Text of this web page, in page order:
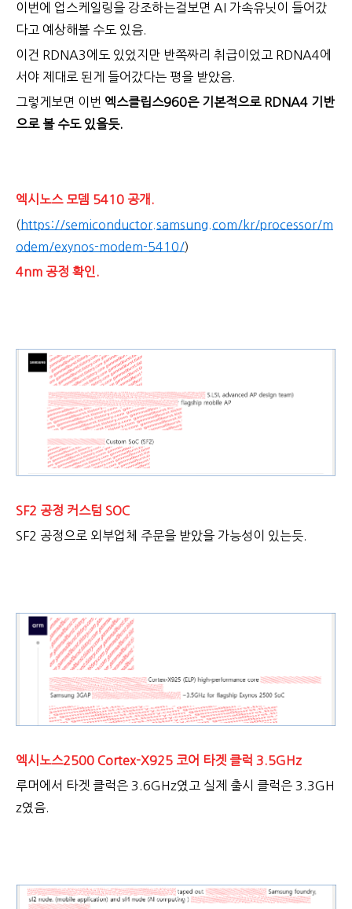
이번에 업스케일링을 강조하는걸보면 AI 가속유닛이 들어갔
다고 예상해볼 수도 있음.
이건 RDNA3에도 있었지만 반쪽짜리 취급이었고 RDNA4에
서야 제대로 된게 들어갔다는 평을 받았음.
그렇게보면 이번 엑스클립스960은 기본적으로 RDNA4 기반
으로 볼 수도 있을듯.
엑시노스 모뎀 5410 공개.
( https://semiconductor.samsung.com/kr/processor/m
odem/exynos-modem-5410/)
4nm 공정 확인.
SF2 공정 커스텀 SOC
SF2 공정으로 외부업체 주문을 받았을 가능성이 있는듯.
엑시노스2500 Cortex-X925 코어 타겟 클럭 3.5GHz
루머에서 타겟 클럭은 3.6GHz였고 실제 출시 클럭은 3.3GH
z였음.